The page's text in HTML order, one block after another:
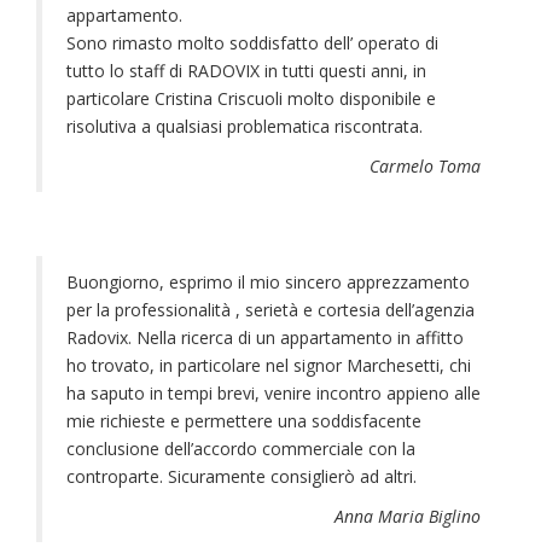
appartamento.
Sono rimasto molto soddisfatto dell’ operato di
tutto lo staff di RADOVIX in tutti questi anni, in
particolare Cristina Criscuoli molto disponibile e
risolutiva a qualsiasi problematica riscontrata.
Carmelo Toma
Buongiorno, esprimo il mio sincero apprezzamento
per la professionalità , serietà e cortesia dell’agenzia
Radovix. Nella ricerca di un appartamento in affitto
ho trovato, in particolare nel signor Marchesetti, chi
ha saputo in tempi brevi, venire incontro appieno alle
mie richieste e permettere una soddisfacente
conclusione dell’accordo commerciale con la
controparte. Sicuramente consiglierò ad altri.
Anna Maria Biglino